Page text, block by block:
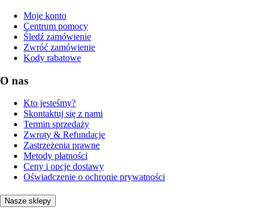
Moje konto
Centrum pomocy
Śledź zamówienie
Zwróć zamówienie
Kody rabatowe
O nas
Kto jesteśmy?
Skontaktuj się z nami
Termin sprzedaży
Zwroty & Refundacje
Zastrzeżenia prawne
Metody płatności
Ceny i opcje dostawy
Oświadczenie o ochronie prywatności
Nasze sklepy